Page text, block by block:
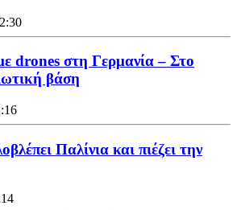
drones στη Γερμανία – Στο
βάση
Παλίνια και πιέζει την